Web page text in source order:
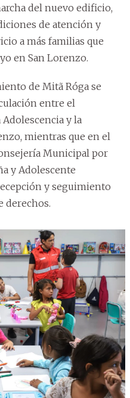
del nuevo edificio,
de atención y
a más familias que
en San Lorenzo.
de Mitã Róga se
entre el
y la
mientras que en el
Municipal por
y Adolescente
y seguimiento
derechos.